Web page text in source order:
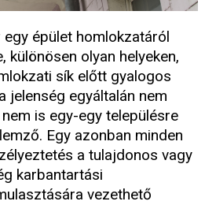
egy épület homlokzatáról
különösen olyan helyeken,
sík előtt gyalogos
jelenség egyáltalán nem
is egy-egy településre
Egy azonban minden
a tulajdonos vagy
karbantartási
vezethető